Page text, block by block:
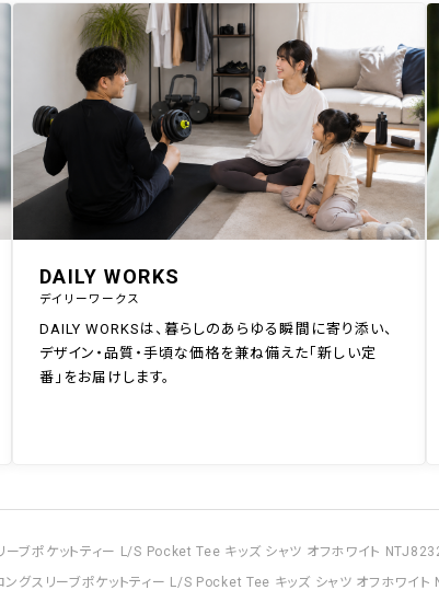
DAILY WORKS
デイリーワークス
DAILY WORKSは、暮らしのあらゆる瞬間に寄り添い、
デザイン・品質・手頃な価格を兼ね備えた「新しい定
番」をお届けします。
ーブポケットティー L/S Pocket Tee キッズ シャツ オフホワイト
ングスリーブポケットティー L/S Pocket Tee キッズ シャツ オフホワイ